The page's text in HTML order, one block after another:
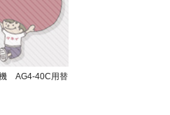
機 AG4-40C用替